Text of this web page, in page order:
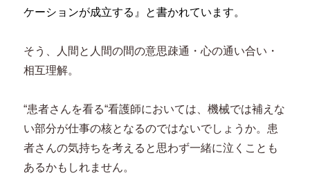
ケーションが成立する』と書かれています。
そう、人間と人間の間の意思疎通・心の通い合い・
相互理解。
“患者さんを看る“看護師においては、機械では補えな
い部分が仕事の核となるのではないでしょうか。患
者さんの気持ちを考えると思わず一緒に泣くことも
あるかもしれません。